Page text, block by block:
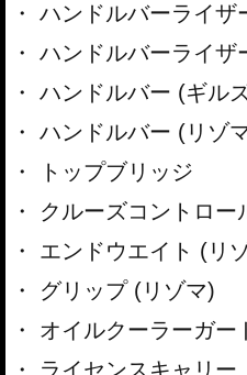
ハンドルバーライザ
ハンドルバーライザ
ハンドルバー (ギル
ハンドルバー (リゾ
トップブリッジ
クルーズコントロー
エンドウエイト (リ
グリップ (リゾマ)
オイルクーラーガー
ライセンスキャリー